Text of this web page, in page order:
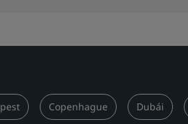
Copenhague Dubái